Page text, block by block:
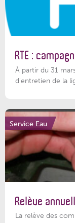
RTE :
À partir du 31
d'entretien de la
Service Eau
Relève
La relève des